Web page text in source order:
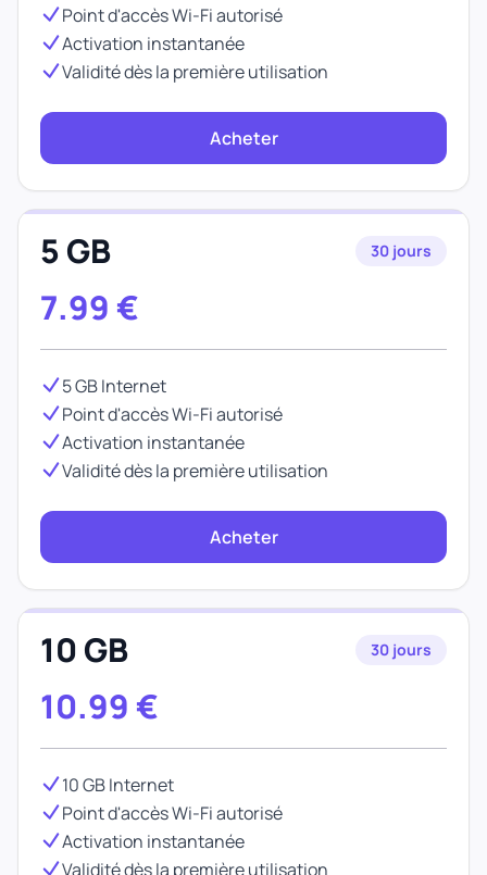
Point d'accès Wi-Fi autorisé
Activation instantanée
Validité dès la première utilisation
Acheter
5 GB 30 jours
7.99 €
5 GB Internet
Point d'accès Wi-Fi autorisé
Activation instantanée
Validité dès la première utilisation
Acheter
10 GB 30 jours
10.99 €
10 GB Internet
Point d'accès Wi-Fi autorisé
Activation instantanée
Validité dès la première utilisation